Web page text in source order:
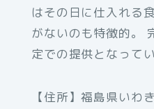
はその日に仕入れる
がないのも特徴的。
定での提供となってい
【住所】福島県いわ